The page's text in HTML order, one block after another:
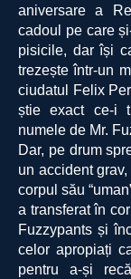
aniversare a
cadoul pe care
pisicile, dar își
trezește într-un
ciudatul Felix
știe exact ce-i
numele de Mr.
Dar, pe drum
un accident
corpul său
a transferat în
Fuzzypants și
celor apropiați
pentru a-și